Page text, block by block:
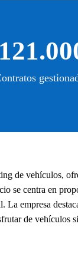
de vehículos,
se centra en
La empresa
de vehículos